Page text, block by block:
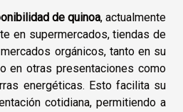
de quinoa, actualmente
en supermercados, tiendas de
orgánicos, tanto en su
en otras presentaciones como
energéticas. Esto facilita su
cotidiana, permitiendo a